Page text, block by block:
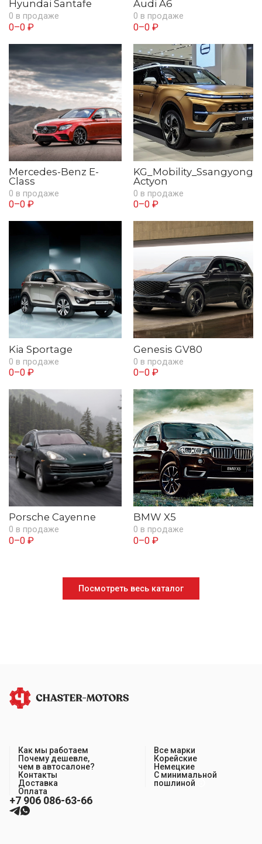
Hyundai Santafe
0 в продаже
0–0 ₽
Audi A6
0 в продаже
0–0 ₽
Mercedes-Benz E-
Class
0 в продаже
0–0 ₽
KG_Mobility_Ssangyong
Actyon
0 в продаже
0–0 ₽
Kia Sportage
0 в продаже
0–0 ₽
Genesis GV80
0 в продаже
0–0 ₽
Porsche Cayenne
0 в продаже
0–0 ₽
BMW X5
0 в продаже
0–0 ₽
Посмотреть весь каталог
Как мы работаем
Почему дешевле,
чем в автосалоне?
Контакты
Доставка
Оплата
Все марки
Корейские
Немецкие
С минимальной
пошлиной
+7 906 086-63-66